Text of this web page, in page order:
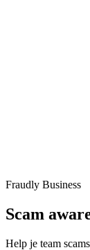
Fraudly Business
Scam
Help je team